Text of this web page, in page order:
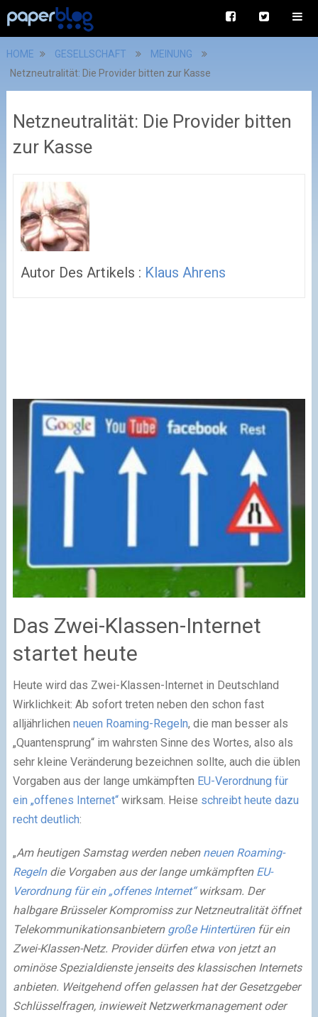
HOME GESELLSCHAFT
MEINUNG
Netzneutralität: Die Provider bitten zur Kasse
Netzneutralität: Die Provider bitten
zur Kasse
Autor Des Artikels : Klaus Ahrens
Das Zwei-Klassen-Internet
startet heute
Heute wird das Zwei-Klassen-Internet in Deutschland
Wirklichkeit: Ab sofort treten neben den schon fast
alljährlichen neuen Roaming-Regeln, die man besser als
„Quantensprung“ im wahrsten Sinne des Wortes, also als
sehr kleine Veränderung bezeichnen sollte, auch die üblen
Vorgaben aus der lange umkämpften EU-Verordnung für
ein „offenes Internet“wirksam. Heise schreibt heute dazu
recht deutlich:
„Am heutigen Samstag werden neben neuen Roaming-
Regelndie Vorgaben aus der lange umkämpften EU-
Verordnung für ein „offenes Internet“wirksam. Der
halbgare Brüsseler Kompromiss zur Netzneutralität öffnet
Telekommunikationsanbietern große Hintertürenfür ein
Zwei-Klassen-Netz. Provider dürfen etwa von jetzt an
ominöse Spezialdienste jenseits des klassischen Internets
anbieten. Weitgehend offen gelassen hat der Gesetzgeber
Schlüsselfragen, inwieweit Netzwerkmanagement oder